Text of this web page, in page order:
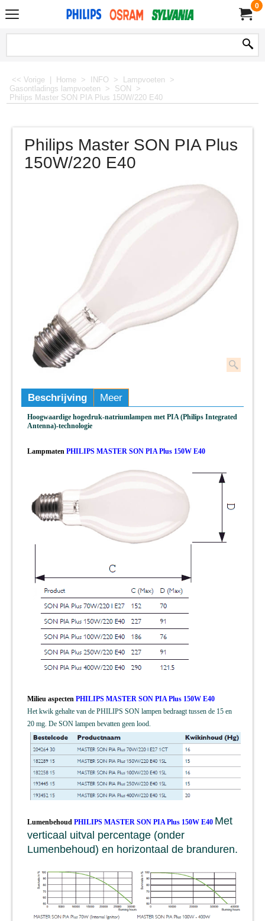
0
<< Vorige Home > INFO > Lampvoeten >
Gasontladings lampvoeten > SON
>
Philips Master SON PIA Plus 150W/220 E40
Philips Master SON PIA Plus
150W/220 E40
Beschrijving Meer
Hoogwaardige hogedruk-natriumlampen met PIA (Philips Integrated
Antenna)-technologie
Lampmaten PHILIPS MASTER SON PIA Plus 150W E40
Milieu aspecten PHILIPS MASTER SON PIA Plus 150W E40
Het kwik gehalte van de PHILIPS SON lampen bedraagt tussen de 15 en
20 mg. De SON lampen bevatten geen lood.
Lumenbehoud PHILIPS MASTER SON PIA Plus 150W E40 Met
verticaal uitval percentage (onder
Lumenbehoud) en horizontaal de branduren.